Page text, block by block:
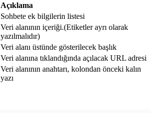
Açıklama
Sohbete ek bilgilerin listesi
Veri alanının içeriği.(Etiketler ayrı olarak
yazılmalıdır)
Veri alanı üstünde gösterilecek başlık
Veri alanına tıklandığında açılacak URL adresi
Veri alanının anahtarı, kolondan önceki kalın
yazı